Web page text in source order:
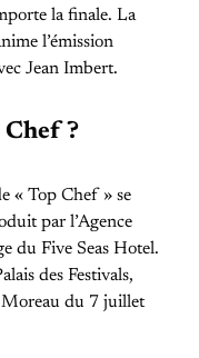
la finale. La
l’émission
Jean Imbert.
?
« Top Chef » se
par l’Agence
du Five Seas Hotel.
des Festivals,
du 7 juillet